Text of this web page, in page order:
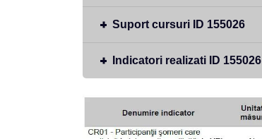
Suport cursuri ID 155026
Indicatori realizati ID 155026